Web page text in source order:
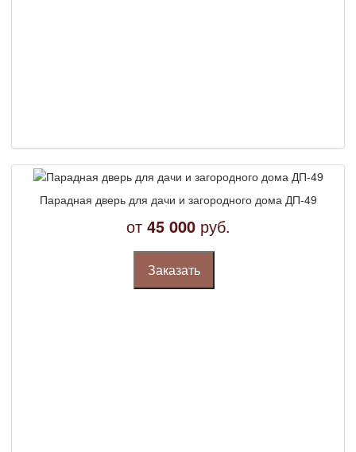
Парадная дверь для дачи и загородного дома ДП-49
от 45 000 руб.
Заказать